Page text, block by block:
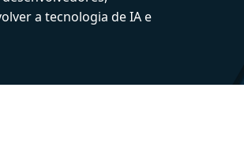
a tecnologia de IA e